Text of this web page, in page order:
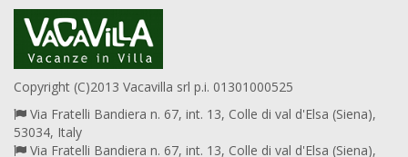
Copyright (C)2013 Vacavilla srl p.i. 01301000525
Via Fratelli Bandiera n. 67, int. 13, Colle di val d'Elsa (Siena),
53034, Italy
Via Fratelli Bandiera n. 67, int. 13, Colle di val d'Elsa (Siena),